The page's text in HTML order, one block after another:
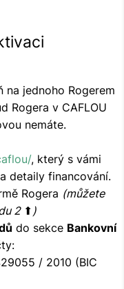
na jednoho Rogerem
Rogera v CAFLOU
nemáte.
, který s vámi
detaily financování.
Rogera (můžete
2 ⬆ )
do sekce Bankovní
/ 2010 (BIC